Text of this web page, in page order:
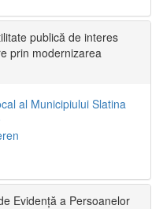
publică de interes
prin modernizarea
al Municipiului Slatina
Evidență a Persoanelor